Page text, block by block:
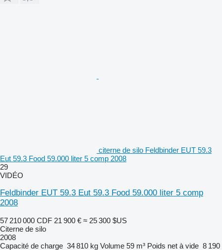
citerne de silo Feldbinder EUT 59.3
Eut 59.3 Food 59.000 liter 5 comp 2008
29
VIDÉO
Feldbinder EUT 59.3 Eut 59.3 Food 59.000 liter 5 comp
2008
57 210 000 CDF 21 900 € ≈ 25 300 $US
Citerne de silo
2008
Capacité de charge 34 810 kg Volume 59 m³ Poids net à vide 8 190